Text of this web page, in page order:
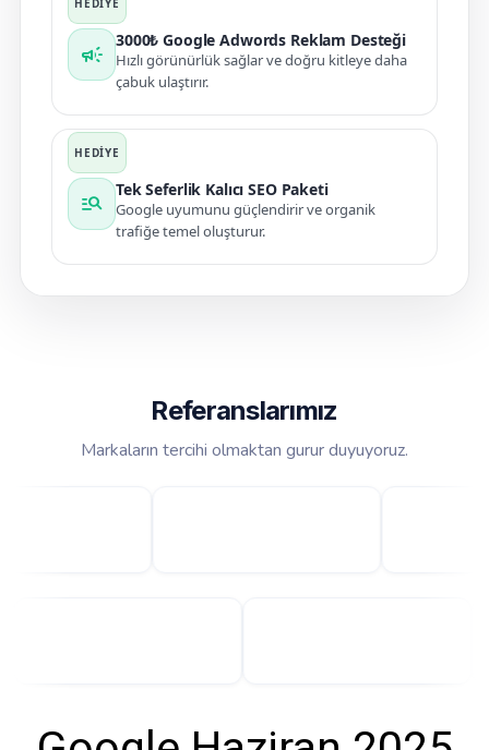
campaign
3000₺ Google Adwords Reklam Desteği
Hızlı görünürlük sağlar ve doğru kitleye daha
çabuk ulaştırır.
manage_search
Tek Seferlik Kalıcı SEO Paketi
Google uyumunu güçlendirir ve organik
trafiğe temel oluşturur.
Referanslarımız
Markaların tercihi olmaktan gurur duyuyoruz.